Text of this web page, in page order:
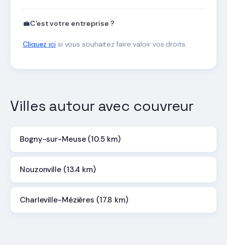
💼C'est votre entreprise ?
Cliquez icisi vous souhaitez faire valoir vos droits.
Villes autour avec couvreur
Bogny-sur-Meuse (10.5 km)
Nouzonville (13.4 km)
Charleville-Mézières (17.8 km)